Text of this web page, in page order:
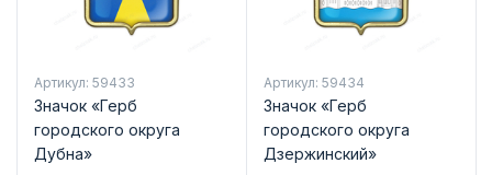
Артикул: 59433
Значок «Герб
городского округа
Дубна»
Артикул: 59434
Значок «Герб
городского округа
Дзержинский»